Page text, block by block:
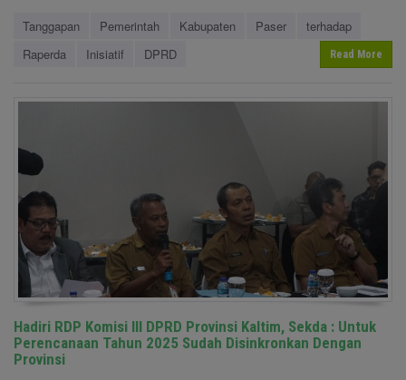
Tanggapan Pemerintah Kabupaten Paser
terhadap
Raperda
Inisiatif DPRD Read More
Hadiri RDP Komisi III DPRD Provinsi Kaltim, Sekda : Untuk
Perencanaan Tahun 2025 Sudah Disinkronkan Dengan
Provinsi